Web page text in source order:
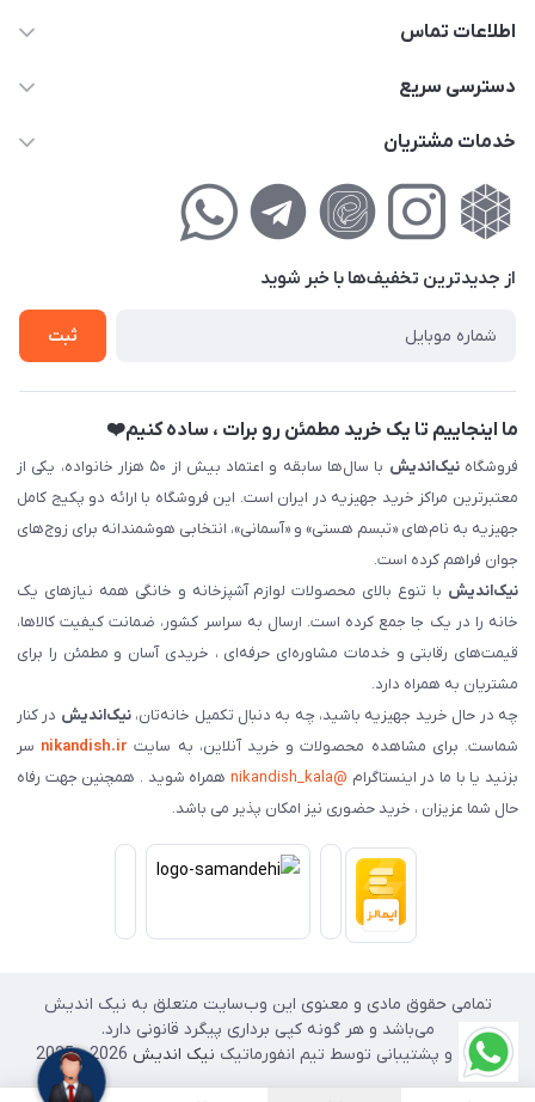
اطلاعات تماس
02177111474
کوچه گلریز 4 غربی ، پلاک 13
دسترسی سریع
حساب کاربری
لیست محصولات
خدمات مشتریان
راهنمای‌خرید‌آنلاین
حریم خصوصی
فروش‌اقساطی
از جدید‌ترین تخفیف‌ها با‌ خبر شوید
ثبت
ما اینجاییم تا یک خرید مطمئن رو برات ، ساده کنیم❤️
فروشگاهنیک‌اندیش
با سال‌ها سابقه و اعتماد بیش از ۵۰ هزار خانواده، یکی از
معتبرترین مراکز خرید جهیزیه در ایران است. این فروشگاه با ارائه دو پکیج کامل
جهیزیه به نام‌های «تبسم هستی» و «آسمانی»، انتخابی هوشمندانه برای زوج‌های
جوان فراهم کرده است.
نیک‌اندیش با تنوع بالای محصولات لوازم آشپزخانه و خانگی همه نیازهای یک
خانه را در یک جا جمع کرده است. ارسال به سراسر کشور، ضمانت کیفیت کالاها،
قیمت‌های رقابتی و خدمات مشاوره‌ای حرفه‌ای ، خریدی آسان و مطمئن را برای
مشتریان به همراه دارد.
چه در حال خرید جهیزیه باشید، چه به دنبال تکمیل خانه‌تان،نیک‌اندیش در کنار
شماست. برای مشاهده محصولات و خرید آنلاین، به سایت nikandish.ir سر
بزنید یا با ما در اینستاگرام @nikandish_kala
همراه شوید . همچنین جهت رفاه
حال شما عزیزان ، خرید حضوری نیز امکان پذیر می باشد.
تمامی حقوق مادی و معنوی این وب‌سایت متعلق به نیک اندیش
می‌باشد و هر گونه کپی برداری پیگرد قانونی دارد.
طراحی و پشتیبانی توسط تیم انفورماتیک نیک اندیش 2026 - 2025